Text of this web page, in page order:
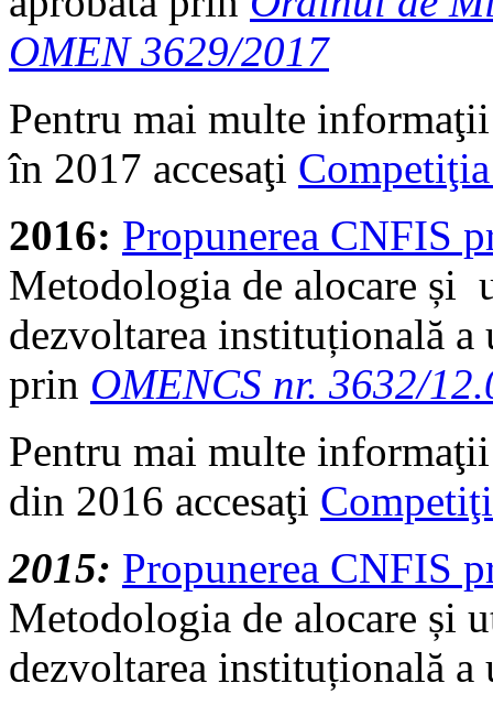
OMEN 3629/2017
Pentru mai multe
în 2017 accesaţi
2016: Propunerea CNFIS
Metodologia de alocare și
dezvoltarea instituțională
prin OMENCS nr. 3632/
Pentru mai multe
din 2016 accesaţi
2015: Propunerea CNFIS
Metodologia de alocare și
dezvoltarea instituțională